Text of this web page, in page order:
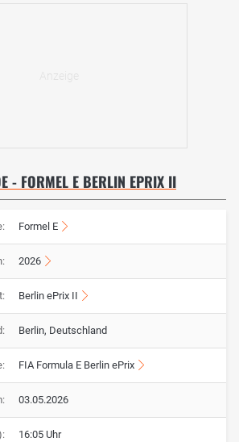
- FORMEL E BERLIN EPRIX II
Formel E
2026
Berlin ePrix II
Berlin, Deutschland
FIA Formula E Berlin ePrix
03.05.2026
16:05 Uhr